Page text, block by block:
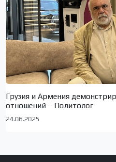
Грузия и Армения
отношений – Политолог
24.06.2025